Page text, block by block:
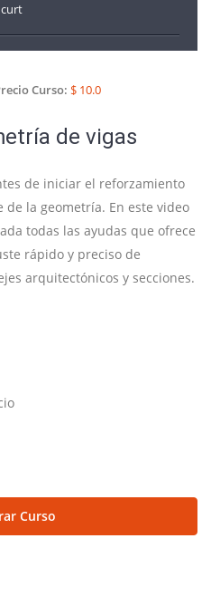
Curso: $ 10.0
de vigas
de iniciar el reforzamiento
de la geometría. En este video
todas las ayudas que ofrece
rápido y preciso de
arquitectónicos y secciones.
Curso